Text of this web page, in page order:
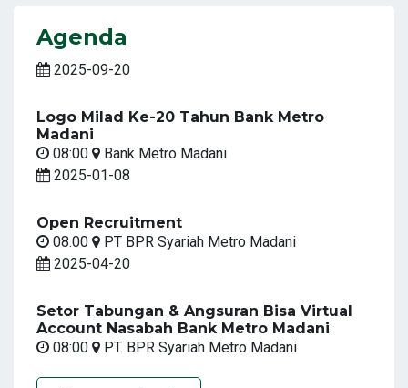
Agenda
2025-09-20
Logo Milad Ke-20 Tahun Bank Metro
Madani
08:00
Bank Metro Madani
2025-01-08
Open Recruitment
08.00
PT BPR Syariah Metro Madani
2025-04-20
Setor Tabungan & Angsuran Bisa Virtual
Account Nasabah Bank Metro Madani
08:00
PT. BPR Syariah Metro Madani